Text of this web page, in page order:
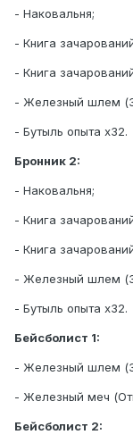
- Наковальня;
- Книга
- Книга
- Железный шлем
- Бутыль опыта х32.
Бронник 2:
- Наковальня;
- Книга
- Книга
- Железный шлем
- Бутыль опыта х32.
Бейсболист 1:
- Железный шлем
- Железный меч
Бейсболист 2: